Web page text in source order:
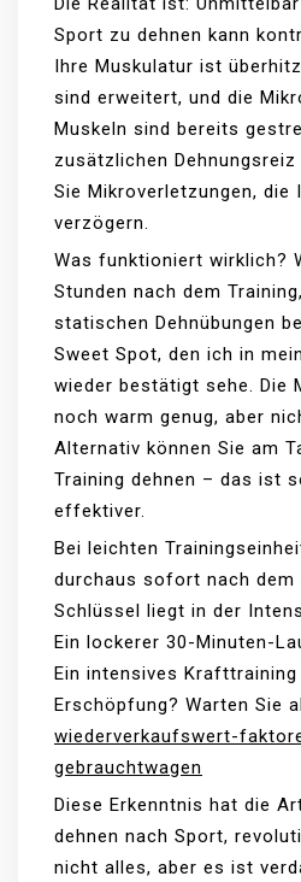
Sport zu dehnen kann
Ihre Muskulatur ist
sind erweitert, und die
Muskeln sind bereits
zusätzlichen
Sie Mikroverletzungen, die
verzögern.
Was funktioniert wirklich?
Stunden nach dem
statischen Dehnübungen
Sweet Spot, den ich in
wieder bestätigt sehe. Die
noch warm genug, aber
Alternativ können Sie am
Training dehnen – das ist
effektiver.
Bei leichten
durchaus sofort nach dem
Schlüssel liegt in der
Ein lockerer 30-Minuten-
Ein intensives
Erschöpfung? Warten Sie
wiederverkaufswert-
gebrauchtwagen
Diese Erkenntnis hat die
dehnen nach Sport,
nicht alles, aber es ist